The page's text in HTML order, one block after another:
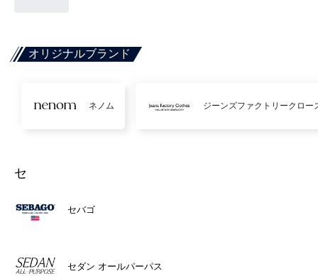
オリジナルブランド
ネノム ジーンズファクトリークロー
セ
セバゴ
セダン オールパーパス